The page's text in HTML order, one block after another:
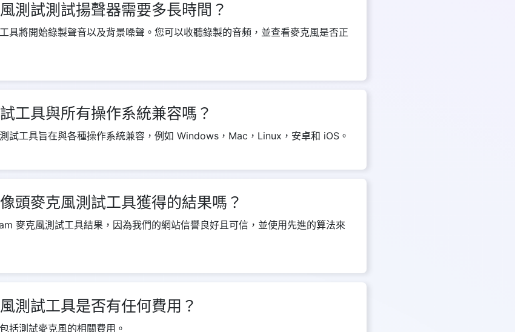
測試測試揚聲器需要多長時間？
具將開始錄製聲音以及背景噪聲。您可以收聽錄製的音頻，並查看麥克風是否正
工具與所有操作系統兼容嗎？
試工具旨在與各種操作系統兼容，例如 Windows，Mac，Linux，安卓和 iOS。
頭麥克風測試工具獲得的結果嗎？
麥克風測試工具結果，因為我們的網站信譽良好且可信，並使用先進的算法來
測試工具是否有任何費用？
括測試麥克風的相關費用。